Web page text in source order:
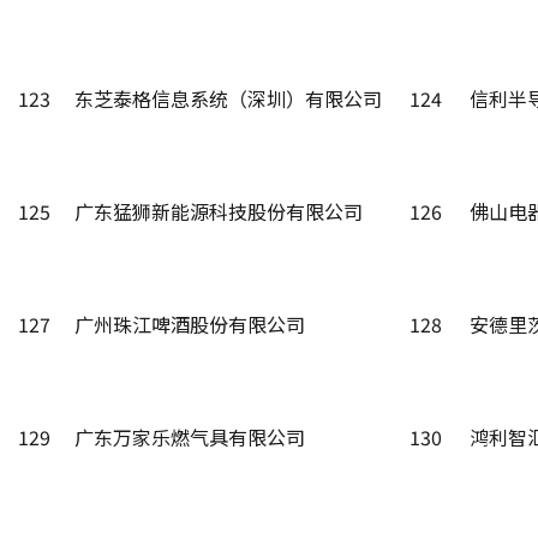
123 东芝泰格信息系统（深圳）有限公司 124 信利半
125 广东猛狮新能源科技股份有限公司 126 佛山电
127 广州珠江啤酒股份有限公司 128 安德里
129 广东万家乐燃气具有限公司 130 鸿利智